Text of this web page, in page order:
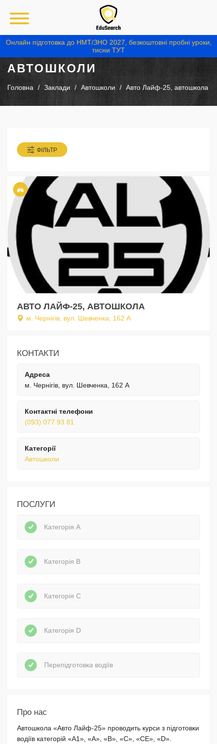
Онлайн підготовка до НМТ/ЗНО 2027, безкоштовні пробні уроки,
тисни ТУТ
АВТОШКОЛИ
Головна Заклади Автошколи Авто Лайф-25, автошкола
ФІЛЬТР
АВТО ЛАЙФ-25, АВТОШКОЛА
м. Чернігів, вул. Шевченка, 162 А
КОНТАКТИ
Адреса
м. Чернігів, вул. Шевченка, 162 А
Контактні телефони
(093) 077 93 81
Категорії
Автошколи
ПОСЛУГИ
Категорія А
Категорія В
Категорія С
Категорія D
Перепідготовка водіїв
Про нас
Автошкола «Авто Лайф-25» проводить курси з підготовки
водіїв категорій «А1», «А», «B», «С», «СЕ», «D».